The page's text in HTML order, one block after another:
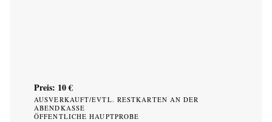
Preis: 10 €
AUSVERKAUFT/EVTL. RESTKARTEN AN DER
ABENDKASSE
ÖFFENTLICHE HAUPTPROBE